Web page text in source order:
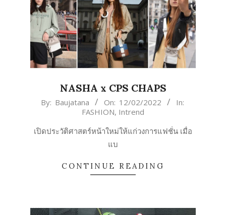
NASHA x CPS CHAPS
2022-
12
By: Baujatana On: 12/02/2022
In:
FASHION, Intrend
เปิดประวัติศาสตร์หน้าใหม่ให้แก่วงการแฟชั่น เมื่อ
แบ
CONTINUE READING